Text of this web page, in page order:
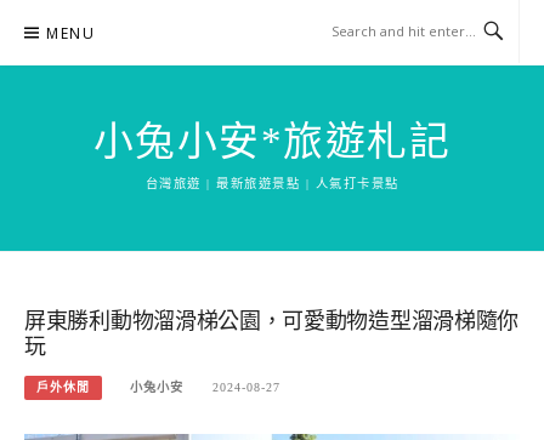
content
MENU
小兔小安*旅遊札記
台灣旅遊 | 最新旅遊景點 | 人氣打卡景點
屏東勝利動物溜滑梯公園，可愛動物造型溜滑梯隨你
玩
戶外休閒 小兔小安 2024-08-27